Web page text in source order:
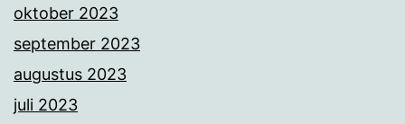
oktober 2023
september 2023
augustus 2023
juli 2023